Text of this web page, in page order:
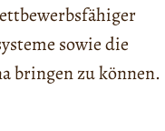
sowie die
bringen zu können.